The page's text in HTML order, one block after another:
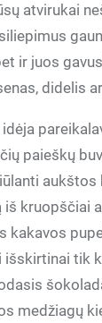
atvirukai
ir juos
didelis
paieškų
aukštos
kruopščiai
kakavos
išskirtinai tik
medžiagų